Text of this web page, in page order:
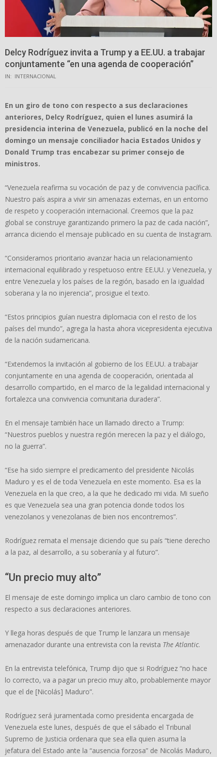
Delcy Rodríguez invita a Trump y a EE.UU. a trabajar
conjuntamente “en una agenda de cooperación”
IN: INTERNACIONAL
En un giro de tono con respecto a sus declaraciones
anteriores, Delcy Rodríguez, quien el lunes asumirá la
presidencia interina de Venezuela, publicó en la noche del
domingo un mensaje conciliador hacia Estados Unidos y
Donald Trump tras encabezar su primer consejo de
ministros.
“Venezuela reafirma su vocación de paz y de convivencia pacífica.
Nuestro país aspira a vivir sin amenazas externas, en un entorno
de respeto y cooperación internacional. Creemos que la paz
global se construye garantizando primero la paz de cada nación”,
arranca diciendo el mensaje publicado en su cuenta de Instagram.
“Consideramos prioritario avanzar hacia un relacionamiento
internacional equilibrado y respetuoso entre EE.UU. y Venezuela, y
entre Venezuela y los países de la región, basado en la igualdad
soberana y la no injerencia”, prosigue el texto.
“Estos principios guían nuestra diplomacia con el resto de los
países del mundo”, agrega la hasta ahora vicepresidenta ejecutiva
de la nación sudamericana.
“Extendemos la invitación al gobierno de los EE.UU. a trabajar
conjuntamente en una agenda de cooperación, orientada al
desarrollo compartido, en el marco de la legalidad internacional y
fortalezca una convivencia comunitaria duradera”.
En el mensaje también hace un llamado directo a Trump:
“Nuestros pueblos y nuestra región merecen la paz y el diálogo,
no la guerra”.
“Ese ha sido siempre el predicamento del presidente Nicolás
Maduro y es el de toda Venezuela en este momento. Esa es la
Venezuela en la que creo, a la que he dedicado mi vida. Mi sueño
es que Venezuela sea una gran potencia donde todos los
venezolanos y venezolanas de bien nos encontremos”.
Rodríguez remata el mensaje diciendo que su país “tiene derecho
a la paz, al desarrollo, a su soberanía y al futuro”.
“Un precio muy alto”
El mensaje de este domingo implica un claro cambio de tono con
respecto a sus declaraciones anteriores.
Y llega horas después de que Trump le lanzara un mensaje
amenazador durante una entrevista con la revista The Atlantic.
En la entrevista telefónica, Trump dijo que si Rodríguez “no hace
lo correcto, va a pagar un precio muy alto, probablemente mayor
que el de [Nicolás] Maduro”.
Rodríguez será juramentada como presidenta encargada de
Venezuela este lunes, después de que el sábado el Tribunal
Supremo de Justicia ordenara que sea ella quien asuma la
jefatura del Estado ante la “ausencia forzosa” de Nicolás Maduro,